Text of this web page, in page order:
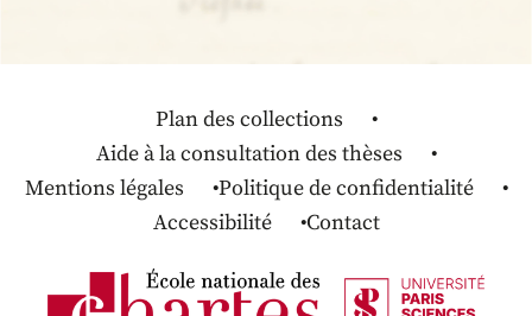
Plan des collections
Aide à la consultation des thèses
Mentions légales
Politique de confidentialité
Accessibilité
Contact